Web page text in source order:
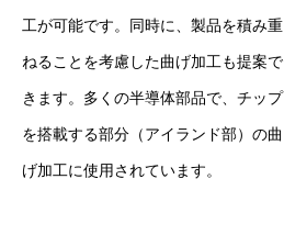
工が可能です。同時に、製品を積み重
ねることを考慮した曲げ加工も提案で
きます。多くの半導体部品で、チップ
を搭載する部分（アイランド部）の曲
げ加工に使用されています。